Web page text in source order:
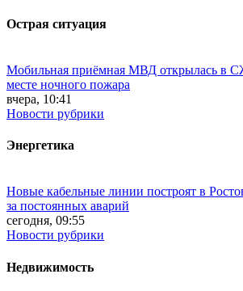
Острая ситуация
Мобильная приёмная МВД открылась в
месте ночного пожара
вчера, 10:41
Новости рубрики
Энергетика
Новые кабельные линии построят в
за постоянных аварий
сегодня, 09:55
Новости рубрики
Недвижимость